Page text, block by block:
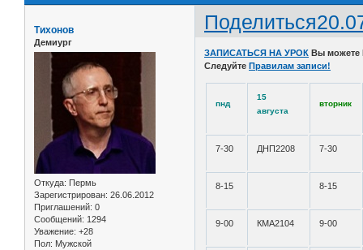
Поделиться
Тихонов
Демиург
Откуда: Пермь
Зарегистрирован: 26.06.2012
Приглашений: 0
Сообщений: 1294
Уважение: +28
Пол: Мужской
ЗАПИСАТЬСЯ НА УРОК Вы
Следуйте Правилам записи!
пнд
15
августа
вторник
7-30 ДНП2208 7-30
8-15 8-15
9-00 КМА2104 9-00